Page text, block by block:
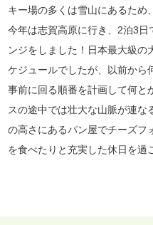
キー場の多くは雪山にあるため
今年は志賀高原に行き、2泊3
ンジをしました！日本最大級の
ケジュールでしたが、以前から
事前に回る順番を計画して何と
スの途中では壮大な山脈が連
の高さにあるパン屋でチーズフ
を食べたりと充実した休日を過